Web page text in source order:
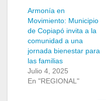
Armonía en
Movimiento: Municipio
de Copiapó invita a la
comunidad a una
jornada bienestar para
las familias
Julio 4, 2025
En "REGIONAL"